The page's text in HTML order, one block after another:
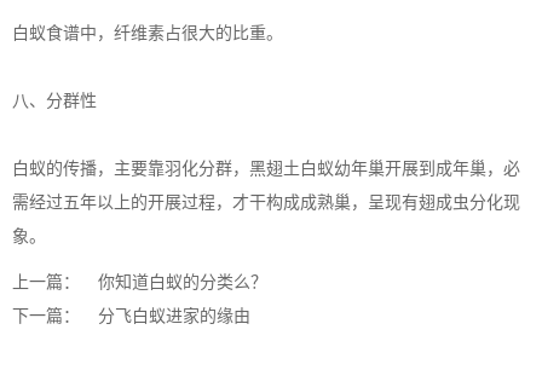
白蚁食谱中，纤维素占很大的比重。
八、分群性
白蚁的传播，主要靠羽化分群，黑翅土白蚁幼年巢开展到成年巢，必
需经过五年以上的开展过程，才干构成成熟巢，呈现有翅成虫分化现
象。
上一篇：
你知道白蚁的分类么？
下一篇：
分飞白蚁进家的缘由